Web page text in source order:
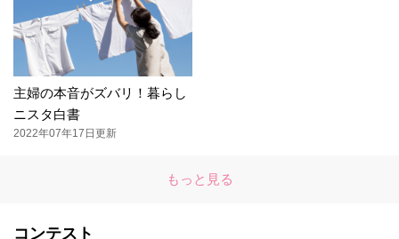
主婦の本音がズバリ！暮らし
ニスタ白書
2022年07年17日更新
もっと見る
コンテスト